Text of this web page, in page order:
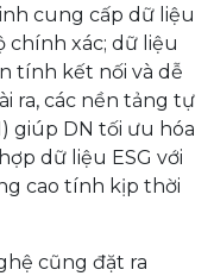
cung cấp dữ liệu
xác; dữ liệu
tính kết nối và dễ
ra, các nền tảng tự
giúp DN tối ưu hóa
dữ liệu ESG với
cao tính kịp thời
cũng đặt ra